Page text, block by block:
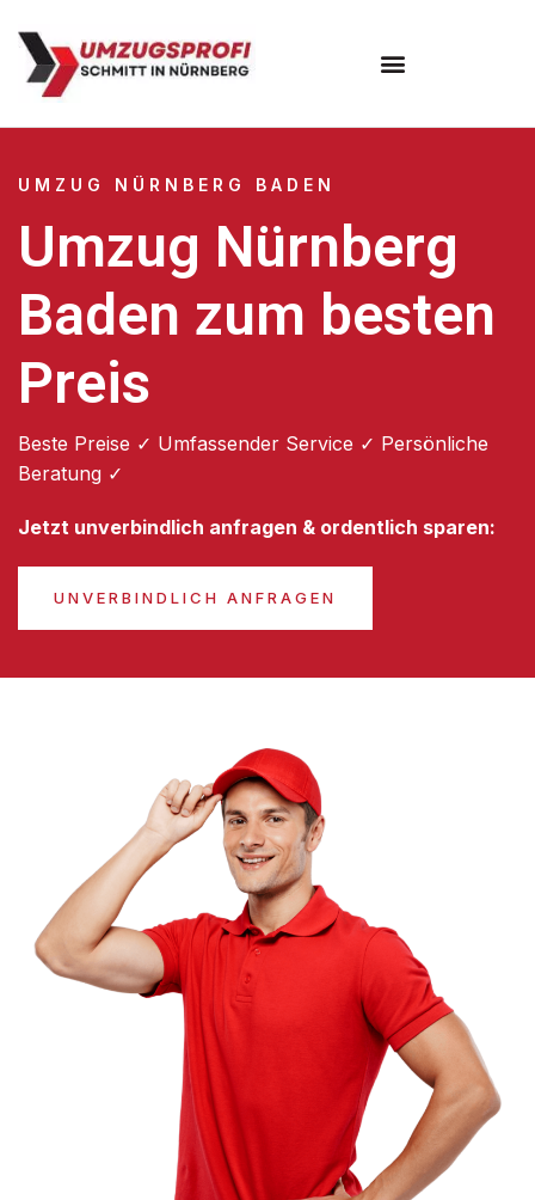
UMZUG NÜRNBERG BADEN
Umzug Nürnberg
Baden zum besten
Preis
Beste Preise ✓ Umfassender Service ✓ Persönliche
Beratung ✓
Jetzt unverbindlich anfragen & ordentlich sparen:
UNVERBINDLICH ANFRAGEN